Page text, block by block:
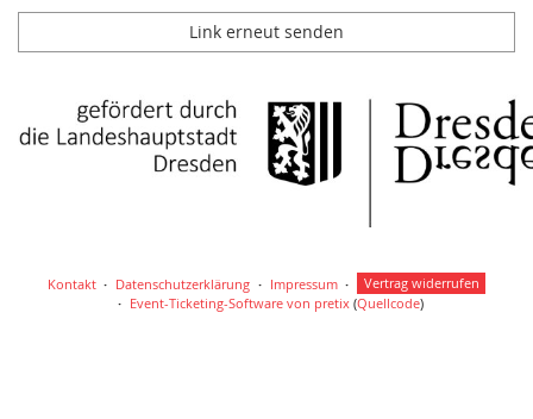
Link erneut senden
Kontakt Datenschutzerklärung Impressum
Vertrag widerrufen
Event-Ticketing-Software von pretix(Quellcode)